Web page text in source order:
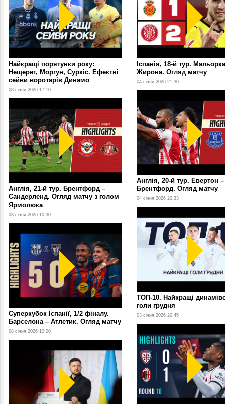
Найкращі порятунки року:
Нещерет, Моргун, Суркіс. Ефектні
сейви воротарів Динамо
08 січня 2026 17:10
Англія, 21-й тур. Брентфорд –
Сандерленд. Огляд матчу з голом
Ярмолюка
08 січня 2026 10:30
Суперкубок Іспанії, 1/2 фіналу.
Барселона – Атлетик. Огляд матчу
08 січня 2026 10:00
Іспанія, 18-й тур.
Жирона. Огляд матчу
04 січня 2026 21:30
Англія, 20-й тур. Евертон –
Брентфорд. Огляд матчу
04 січня 2026 20:33
ТОП-10. Найкращі
голи грудня
03 січня 2026 20:45